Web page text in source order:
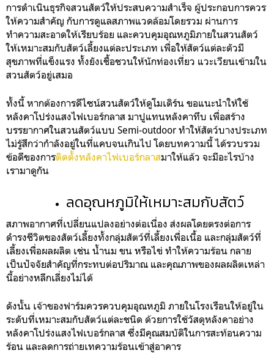
การดำเนินธุรกิจสวนสัตว์ให้ประสบความสำเร็จ ผู้ประกอบการควร
ให้ความสำคัญ กับการดูแลสภาพแวดล้อมโดยรวม ผ่านการ
ทำความสะอาดให้เรียบร้อย และควบคุมอุณหภูมิภายในสวนสัตว์
ให้เหมาะสมกับสัตว์เลี้ยงแต่ละประเภท เพื่อให้สัตว์แต่ละตัวมี
สุขภาพที่แข็งแรง ทั้งยังเชื้อชวนให้นักท่องเที่ยว แวะเวียนเข้ามใน
สวนสัตว์อยู่เสมอ
ทั้งนี้ หากต้องการดีไซน์สวนสัตว์ให้ดูโมเดิร์น ขอแนะนำให้ใช้
หลังคาโปร่งแสงไฟเบอร์กลาส มาปูแทนหลังคาทึบ เพื่อสร้าง
บรรยากาศในสวนสัตว์แบบ Semi-outdoor ทำให้สัตว์บางประเภท
ไม่รู้สึกว่ากำลังอยู่ในที่แคบจนเกินไป โดยบทความนี้ ได้รวบรวม
ข้อดีของการติดตั้งหลังคาไฟเบอร์กลาสมาให้แล้ว จะมีอะไรบ้าง
เรามาดูกัน
ลดอุณหภูมิให้เหมาะสมกับสัตว์
สภาพอากาศที่เปลี่ยนแปลงอย่างต่อเนื่อง ส่งผลโดยตรงต่อการ
ดำรงชีวิตของสัตว์เลี้ยงทั้งกลุ่มสัตว์ที่เลี้ยงเพื่อเนื้อ และกลุ่มสัตว์ที่
เลี้ยงเพื่อผลผลิต เช่น น้ำนม ขน หรือไข่ ทำให้ความร้อน กลาย
เป็นปัจจัยสำคัญที่กระทบต่อปริมาณ และคุณภาพของผลผลิตเหล่า
นี้อย่างหลีกเลี่ยงไม่ได้
ดังนั้น เจ้าของฟาร์มควรควบคุมอุณหภูมิ ภายในโรงเรือนให้อยู่ใน
ระดับที่เหมาะสมกับสัตว์แต่ละชนิด ด้วยการใช้วัสดุหลังคาอย่าง
หลังคาโปร่งแสงไฟเบอร์กลาส ซึ่งมีคุณสมบัติในการสะท้อนความ
ร้อน และลดการถ่ายเทความร้อนเข้าสู่อาคาร